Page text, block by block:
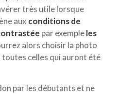
très utile lorsque
aux conditions de
par exempleles
alors choisir la photo
toutes celles qui auront été
par les débutants et ne